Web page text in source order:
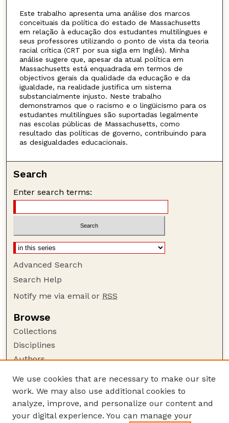
Este trabalho apresenta uma análise dos marcos
conceituais da política do estado de Massachusetts
em relação à educação dos estudantes multilíngues e
seus professores utilizando o ponto de vista da teoria
racial crítica (CRT por sua sigla em Inglês). Minha
análise sugere que, apesar da atual política em
Massachusetts está enquadrada em termos de
objectivos gerais da qualidade da educação e da
igualdade, na realidade justifica um sistema
substancialmente injusto. Neste trabalho
demonstramos que o racismo e o lingüicismo para os
estudantes multilíngues são suportadas legalmente
nas escolas públicas de Massachusetts, como
resultado das políticas de governo, contribuindo para
as desigualdades educacionais.
Search
Enter search terms:
Advanced Search
Search Help
Notify me via email or RSS
Browse
Collections
Disciplines
Authors
Author Corner
Author FAQ
Guide to Submitting
Submit your paper or article
We use cookies that are necessary to make our site
work. We may also use additional cookies to
analyze, improve, and personalize our content and
your digital experience. You can manage your